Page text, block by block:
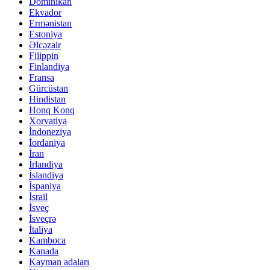
Ekvador
Ermənistan
Estoniya
Əlcəzair
Filippin
Finlandiya
Fransa
Gürcüstan
Hindistan
Honq Konq
Xorvatiya
İndoneziya
İordaniya
İran
İrlandiya
İslandiya
İspaniya
İsrail
İsveç
İsveçrə
İtaliya
Kamboca
Kanada
Kayman adaları